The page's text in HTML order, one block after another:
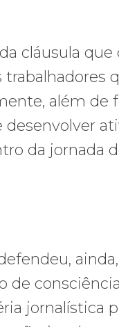
cláusula que
trabalhadores
além de
desenvolver
da jornada
de
jornalística